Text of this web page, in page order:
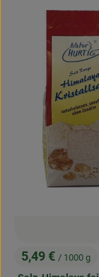
, Preis:
5,49 € / 1000 g